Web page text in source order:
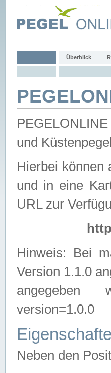
Überblick
und
Hierbei können
und in eine
URL zur
Hinweis: Bei
Version 1.1.0
angegeben
version=1.0.0
Neben den